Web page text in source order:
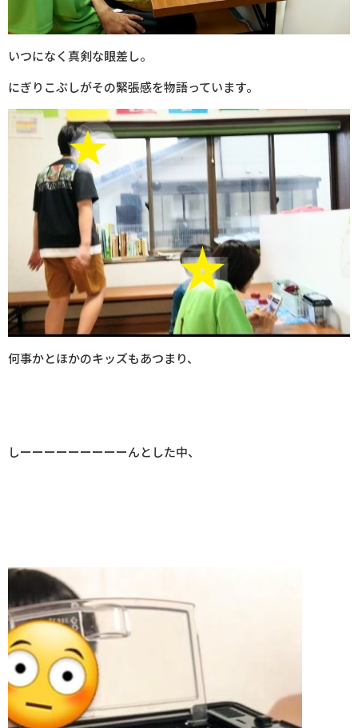
いつになく真剣な眼差し。
にぎりこぶしがその緊張感を物語っています。
何事かとほかのキッズもあつまり、
しーーーーーーーーーんとした中、